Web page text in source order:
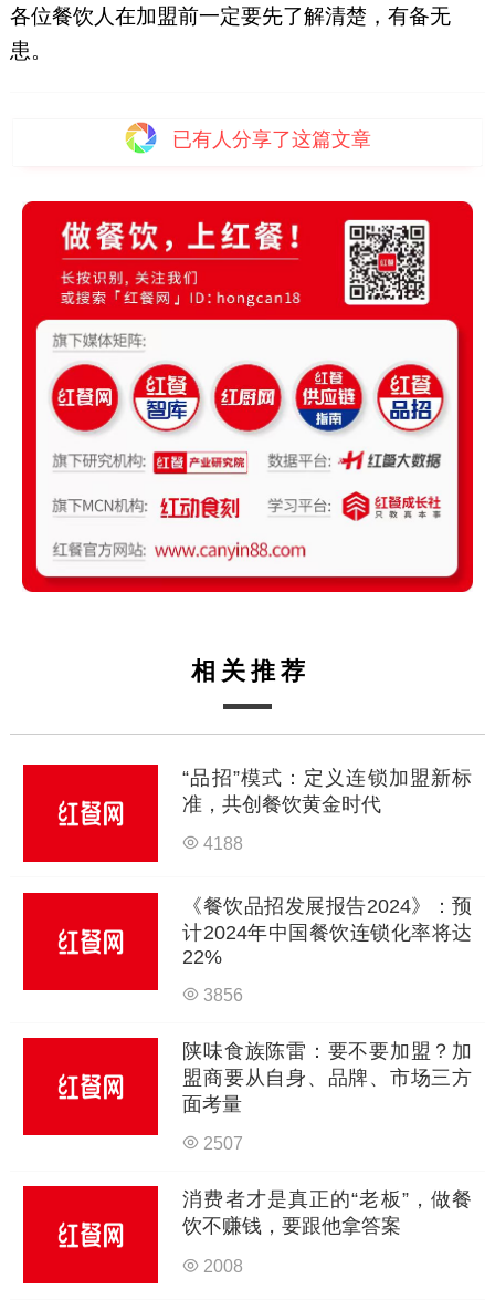
各位餐饮人在加盟前一定要先了解清楚，有备无
患。
已有 人分享了这篇文章
相关推荐
“品招”模式：定义连锁加盟新标
准，共创餐饮黄金时代
4188
《餐饮品招发展报告2024》：预
计2024年中国餐饮连锁化率将达
22%
3856
陕味食族陈雷：要不要加盟？加
盟商要从自身、品牌、市场三方
面考量
2507
消费者才是真正的“老板”，做餐
饮不赚钱，要跟他拿答案
2008